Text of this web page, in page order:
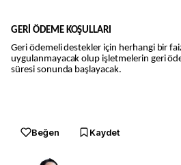
GERİ ÖDEME KOŞULLARI
Geri ödemeli destekler için herhangi bir
uygulanmayacak olup işletmelerin geri
süresi sonunda başlayacak.
Beğen Kaydet